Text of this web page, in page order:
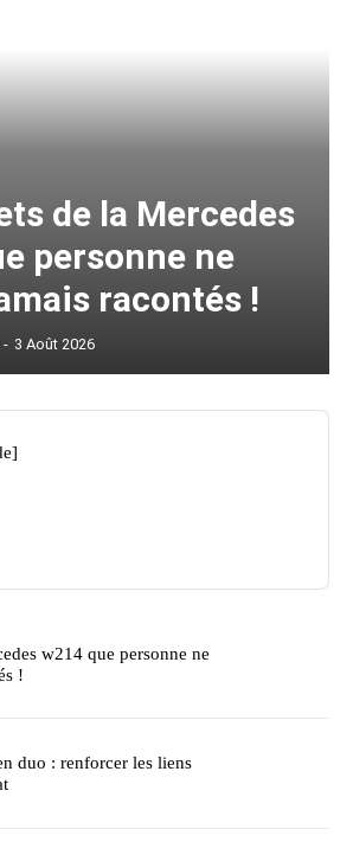
de la Mercedes
personne ne
racontés !
- 3 Août 2026
w214 que personne ne
!
duo : renforcer les liens